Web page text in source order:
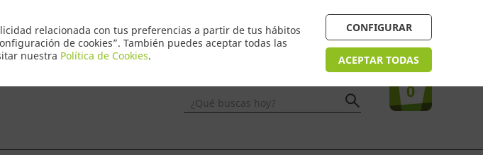
relacionada con tus preferencias a partir de tus hábitos
de cookies”. También puedes aceptar todas las
nuestra Política de Cookies.
CONFIGURAR
ACEPTAR TODAS
¿Necesitas ayuda? FAQ
Tu compra
0
¿Qué buscas hoy?